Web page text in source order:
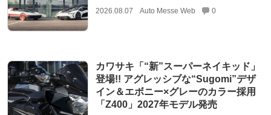
2026.08.07 Auto Messe Web 0
カワサキ「“新”スーパーネイキッド」
登場!! アグレッシブな“Sugomi”デザ
イン＆エボニー×グレーのカラー採用
「Z400」2027年モデル発売